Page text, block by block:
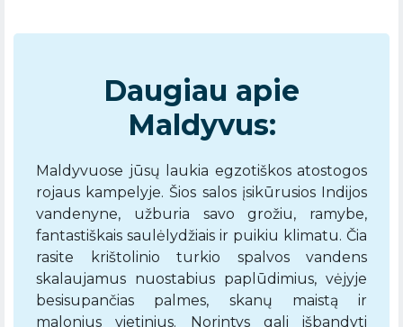
Daugiau apie
Maldyvus:
Maldyvuose jūsų laukia egzotiškos atostogos
rojaus kampelyje. Šios salos įsikūrusios Indijos
vandenyne, užburia savo grožiu, ramybe,
fantastiškais saulėlydžiais ir puikiu klimatu. Čia
rasite krištolinio turkio spalvos vandens
skalaujamus nuostabius paplūdimius, vėjyje
besisupančias palmes, skanų maistą ir
malonius vietinius. Norintys gali išbandyti